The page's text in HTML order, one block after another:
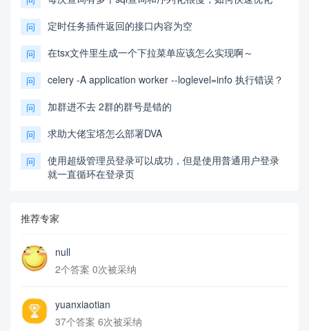
问 定时任务插件返回的接口内容为空
问 在tsx文件里生成一个下拉菜单应该怎么实现啊～
问 celery -A application worker --loglevel=info 执行错误？
问 加群进不去 2群的群号是错的
问 求助大佬宝塔怎么部署DVA
问
使用超级管理员登录可以成功，但是使用普通用户登录
就一直循环在登录页
推荐专家
null
2个答案 0次被采纳
yuanxiaotian
37个答案 6次被采纳